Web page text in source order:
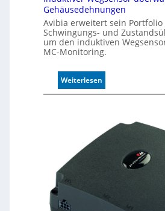
i
t
2
0
u
n
d
4
Gehäusedehnungen
Avibia erweitert sein Portfolio
Schwingungs- und
um den induktiven
MC-Monitoring.
Weiterlesen:
I
k